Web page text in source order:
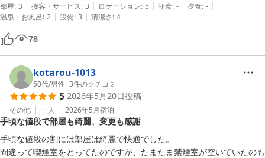
部屋: 3 | 接客・サービス: 3 | ロケーション: 5 | 朝食: - | 夕食: - |
温泉・お風呂: 2 | 設備: 3 | 清潔さ: 4
78
kotarou-1013
50代/男性 |3件のクチコミ
5 2026年5月20日投稿
その他 一人 2026年5月宿泊
手頃な値段で部屋も綺麗、変更も感謝
手頃な値段の割には部屋は綺麗で快適でした。
間違って喫煙室をとってたのですが、たまたま禁煙室が空いていたのも